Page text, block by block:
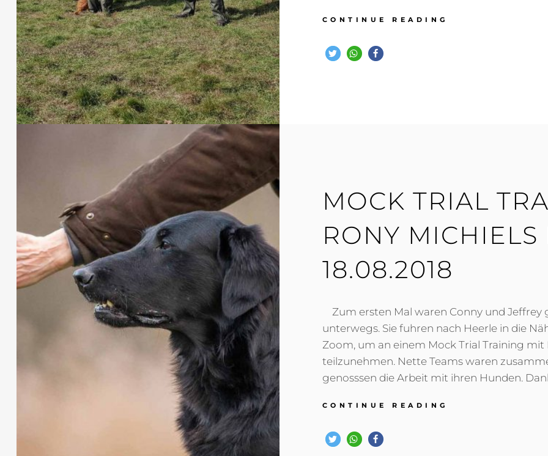
CONTINUE READING
MOCK TRIAL
RONY
18.08.2018
Zum ersten Mal waren Conny und Jeffrey
unterwegs. Sie fuhren nach Heerle in die
Zoom, um an einem Mock Trial Training mit
teilzunehmen. Nette Teams waren
genosssen die Arbeit mit ihren Hunden.
CONTINUE READING